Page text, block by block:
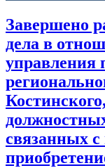
Завершено
дела в
управления
связанных